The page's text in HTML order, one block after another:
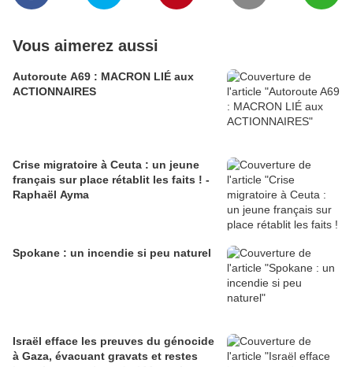
Vous aimerez aussi
Autoroute A69 : MACRON LIÉ aux
ACTIONNAIRES
Crise migratoire à Ceuta : un jeune
français sur place rétablit les faits ! -
Raphaël Ayma
Spokane : un incendie si peu naturel
Israël efface les preuves du génocide
à Gaza, évacuant gravats et restes